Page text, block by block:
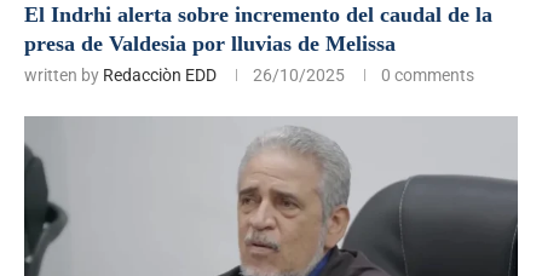
El Indrhi alerta sobre incremento del caudal de la
presa de Valdesia por lluvias de Melissa
written by Redacciòn EDD 26/10/2025 0 comments